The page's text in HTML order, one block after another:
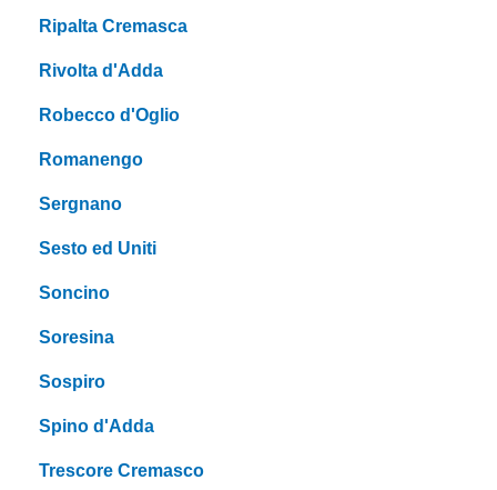
Ripalta Cremasca
Rivolta d'Adda
Robecco d'Oglio
Romanengo
Sergnano
Sesto ed Uniti
Soncino
Soresina
Sospiro
Spino d'Adda
Trescore Cremasco